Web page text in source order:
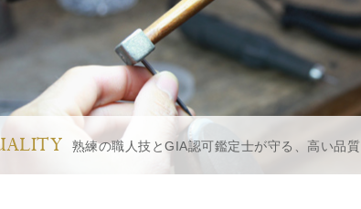
熟練の職人技とGIA認可鑑定士が守る、高い品質